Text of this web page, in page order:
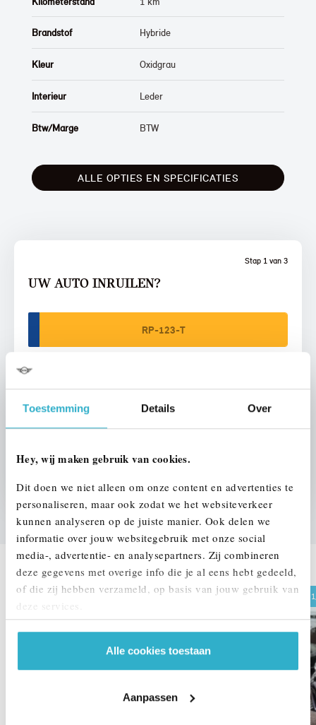
Toestemming Details Over
Hey, wij maken gebruik van cookies.
Dit doen we niet alleen om onze content en advertenties te
personaliseren, maar ook zodat we het websiteverkeer
kunnen analyseren op de juiste manier. Ook delen we
informatie over jouw websitegebruik met onze social
media-, advertentie- en analysepartners. Zij combineren
deze gegevens met overige info die je al eens hebt gedeeld,
of die zij hebben verzameld, op basis van jouw gebruik van
deze services.
Alle cookies toestaan
Aanpassen
Stap 1 van 3
UW AUTO INRUILEN?
VOORSTEL AANVRAGEN
U vertelt meer over uw auto
Brandstof Hybride
Kleur Oxidgrau
Interieur Leder
Btw/Marge BTW
ALLE OPTIES EN SPECIFICATIES
DEZE ZIJN VERGELIJKBAAR
1,99% renteactie